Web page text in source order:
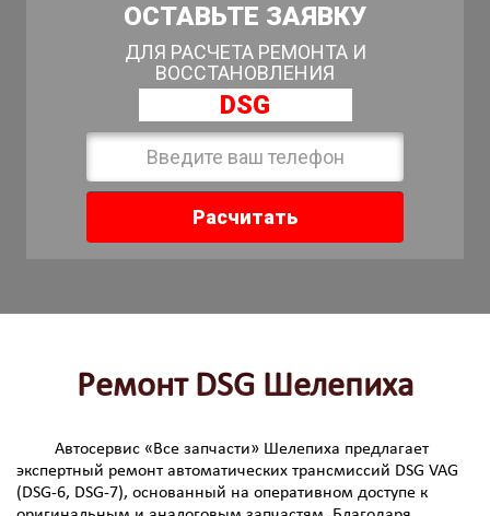
ОСТАВЬТЕ ЗАЯВКУ
ДЛЯ РАСЧЕТА РЕМОНТА И
ВОССТАНОВЛЕНИЯ
DSG
Расчитать
Ремонт DSG Шелепиха
Автосервис «Все запчасти» Шелепиха предлагает
экспертный ремонт автоматических трансмиссий DSG VAG
(DSG-6, DSG-7), основанный на оперативном доступе к